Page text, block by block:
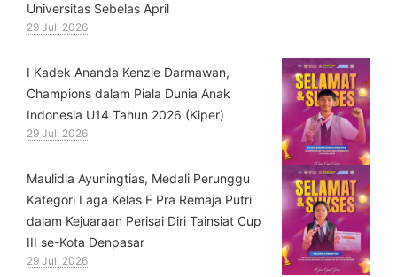
Universitas Sebelas April
29 Juli 2026
⁠I Kadek Ananda Kenzie Darmawan,
Champions dalam Piala Dunia Anak
Indonesia U14 Tahun 2026 (Kiper)
29 Juli 2026
⁠Maulidia Ayuningtias, Medali Perunggu
Kategori Laga Kelas F Pra Remaja Putri
dalam Kejuaraan Perisai Diri Tainsiat Cup
III se-Kota Denpasar
29 Juli 2026